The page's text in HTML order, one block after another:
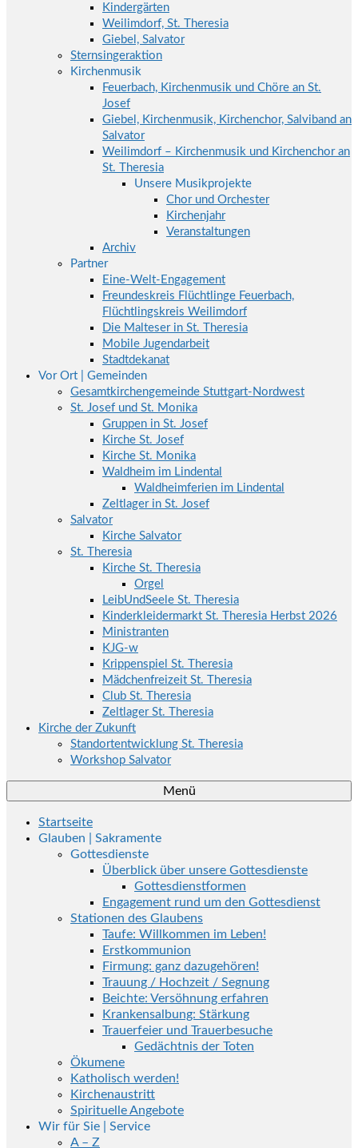
Kindergärten
Weilimdorf, St. Theresia
Giebel, Salvator
Sternsingeraktion
Kirchenmusik
Feuerbach, Kirchenmusik und Chöre an St.
Josef
Giebel, Kirchenmusik, Kirchenchor, Salviband an
Salvator
Weilimdorf – Kirchenmusik und Kirchenchor an
St. Theresia
Unsere Musikprojekte
Chor und Orchester
Kirchenjahr
Veranstaltungen
Archiv
Partner
Eine-Welt-Engagement
Freundeskreis Flüchtlinge Feuerbach,
Flüchtlingskreis Weilimdorf
Die Malteser in St. Theresia
Mobile Jugendarbeit
Stadtdekanat
Vor Ort | Gemeinden
Gesamtkirchengemeinde Stuttgart-Nordwest
St. Josef und St. Monika
Gruppen in St. Josef
Kirche St. Josef
Kirche St. Monika
Waldheim im Lindental
Waldheimferien im Lindental
Zeltlager in St. Josef
Salvator
Kirche Salvator
St. Theresia
Kirche St. Theresia
Orgel
LeibUndSeele St. Theresia
Kinderkleidermarkt St. Theresia Herbst 2026
Ministranten
KJG-w
Krippenspiel St. Theresia
Mädchenfreizeit St. Theresia
Club St. Theresia
Zeltlager St. Theresia
Kirche der Zukunft
Standortentwicklung St. Theresia
Workshop Salvator
Menü
Startseite
Glauben | Sakramente
Gottesdienste
Überblick über unsere Gottesdienste
Gottesdienstformen
Engagement rund um den Gottesdienst
Stationen des Glaubens
Taufe: Willkommen im Leben!
Erstkommunion
Firmung: ganz dazugehören!
Trauung / Hochzeit / Segnung
Beichte: Versöhnung erfahren
Krankensalbung: Stärkung
Trauerfeier und Trauerbesuche
Gedächtnis der Toten
Ökumene
Katholisch werden!
Kirchenaustritt
Spirituelle Angebote
Wir für Sie | Service
A – Z